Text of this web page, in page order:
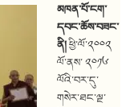
མཁན་པོ་ངག་
དབང་ཆོས་བཟང་
ནི།ཕྱི་ལོ་༢༠༠༢
ལོ་ནས་ ༢༠༡༦
ལོའི་བར་དུ་
གསེར་ཐང་ལྔ་